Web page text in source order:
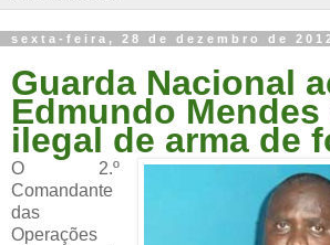
sexta-feira, 28 de dezembro de
Guarda Nacional
Edmundo
ilegal de arma de
O 2.º
Comandante
das
Operações